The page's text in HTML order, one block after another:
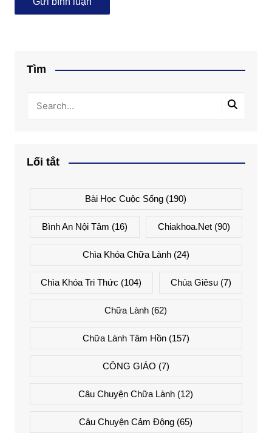
Tìm
Lối tắt
Bài Học Cuộc Sống (190)
Bình An Nội Tâm (16) Chiakhoa.net (90)
Chìa Khóa Chữa Lành(24)
Chìa Khóa Tri Thức (104) Chúa Giêsu(7)
Chữa Lành (62)
Chữa Lành Tâm Hồn(157)
CÔNG GIÁO (7)
Câu Chuyện Chữa Lành (12)
Câu Chuyện Cảm Động (65)